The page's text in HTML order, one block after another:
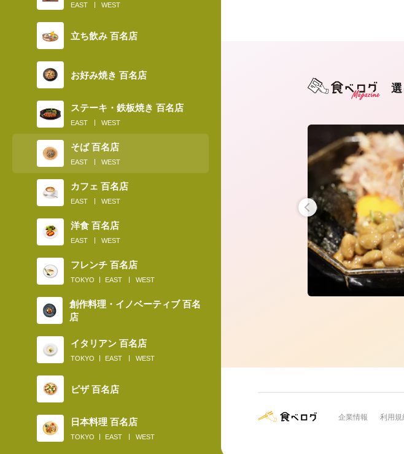
EAST WEST
立ち飲み 百名店
お好み焼き 百名店
ステーキ・鉄板焼き 百名店
EAST WEST
そば 百名店
EAST WEST
カフェ 百名店
EAST WEST
洋食 百名店
EAST WEST
フレンチ 百名店
TOKYO EAST WEST
創作料理・イノベーティブ 百名
店
イタリアン 百名店
TOKYO EAST WEST
ピザ 百名店
日本料理 百名店
TOKYO EAST WEST
2019.01.13
そば界の新トレンド“熟成そば”を食べたこ
とがある？
企業情報 利用規